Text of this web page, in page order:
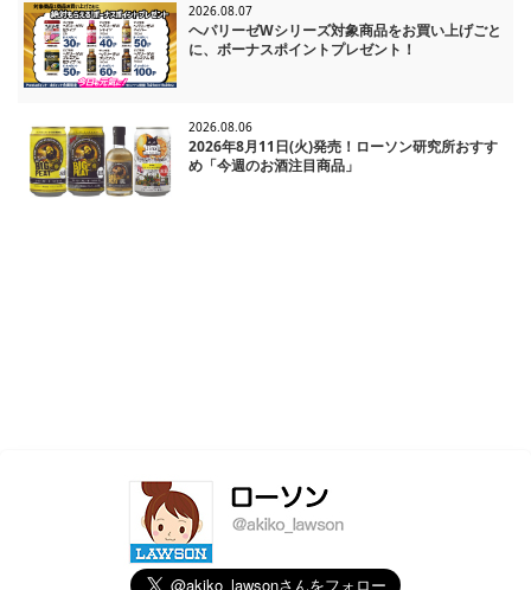
2026.08.07
ヘパリーゼWシリーズ対象商品をお買い上げごと
に、ボーナスポイントプレゼント！
2026.08.06
2026年8月11日(火)発売！ローソン研究所おすす
め「今週のお酒注目商品」